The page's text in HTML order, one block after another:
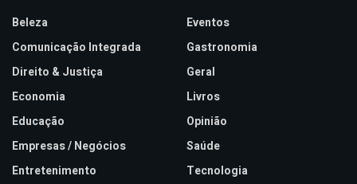
Beleza
Comunicação Integrada
Direito & Justiça
Economia
Educação
Empresas / Negócios
Entretenimento
Eventos
Gastronomia
Geral
Livros
Opinião
Saúde
Tecnologia